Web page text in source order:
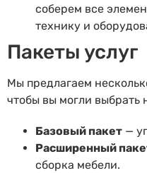
соберем все
технику и
Пакеты услуг
Мы предлагаем
чтобы вы могли выбрать
Базовый пакет —
Расширенный
сборка мебели.